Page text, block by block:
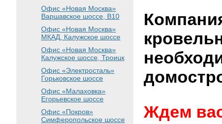
Офис «Новая Москва»
Варшавское шоссе , B10
Офис «Новая Москва»
МКАД, Калужское шоссе
Офис «Новая Москва»
Калужское шоссе, Троицк
Офис «Электросталь»
Горьковское шоссе
Офис «Малаховка»
Егорьевское шоссе
Офис «Покров»
Симферопольское шоссе
Ждем